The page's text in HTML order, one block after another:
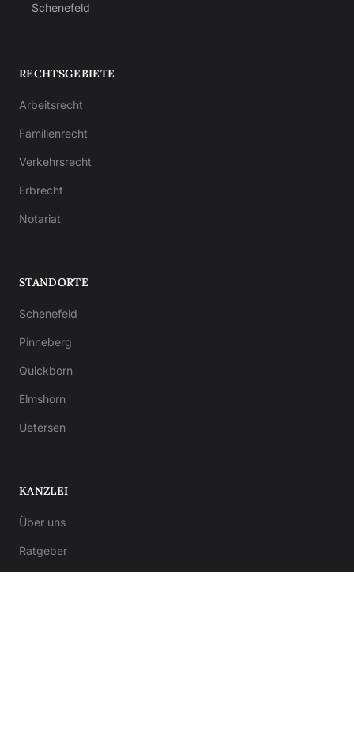
Schenefeld
RECHTSGEBIETE
Arbeitsrecht
Familienrecht
Verkehrsrecht
Erbrecht
Notariat
STANDORTE
Schenefeld
Pinneberg
Quickborn
Elmshorn
Uetersen
KANZLEI
Über uns
Ratgeber